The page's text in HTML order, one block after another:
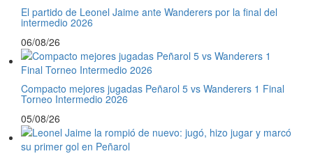
El partido de Leonel Jaime ante Wanderers por la final del
intermedio 2026
06/08/26
Compacto mejores jugadas Peñarol 5 vs Wanderers 1 Final
Torneo Intermedio 2026
05/08/26